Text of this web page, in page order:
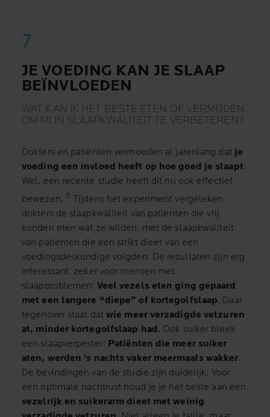
JE VOEDING KAN JE SLAAP
BEÏNVLOEDEN
WAT KAN IK HET BESTE ETEN OF VERMIJDEN
OM MIJN SLAAPKWALITEIT TE VERBETEREN?
Dokters en patiënten vermoeden al jarenlang dat je
voeding een invloed heeft op hoe goed je slaapt.
Wel, een recente studie heeft dit nu ook effectief
bewezen. 5 Tijdens het experiment vergeleken
dokters de slaapkwaliteit van patiënten die vrij
konden eten wat ze wilden, met de slaapkwaliteit
van patiënten die een strikt dieet van een
voedingsdeskundige volgden. De resultaten zijn erg
interessant, zeker voor mensen met
slaapproblemen: Veel vezels eten ging gepaard
met een langere “diepe” of kortegolfslaap. Daar
tegenover staat dat wie meer verzadigde vetzuren
at, minder kortegolfslaap had. Ook suiker bleek
een slaapverpester: Patiënten die meer suiker
aten, werden 's nachts vaker meermaals wakker.
De bevindingen van de studie zijn duidelijk: Voor
een optimale nachtrust houd je je het beste aan een
vezelrijk en suikerarm dieet met weinig